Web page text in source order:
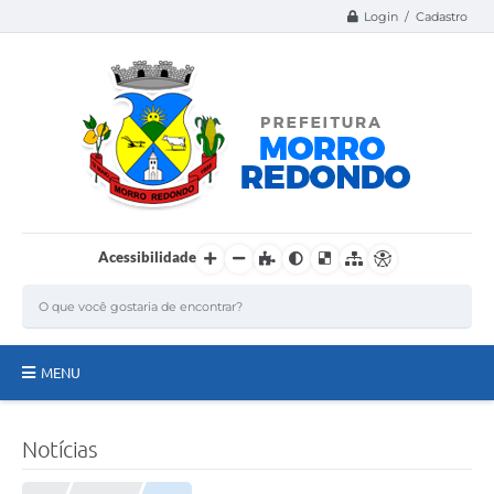
Login / Cadastro
Acessibilidade
MENU
Notícias